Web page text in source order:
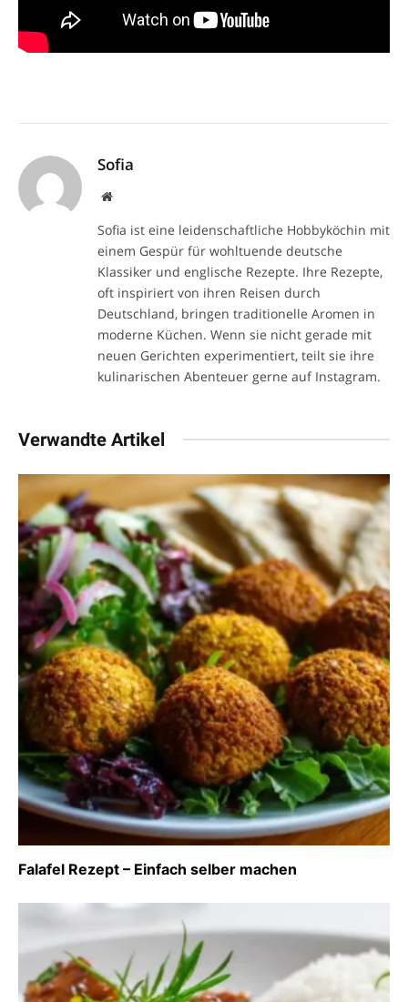
Sofia
Website
Sofia ist eine leidenschaftliche Hobbyköchin mit
einem Gespür für wohltuende deutsche
Klassiker und englische Rezepte. Ihre Rezepte,
oft inspiriert von ihren Reisen durch
Deutschland, bringen traditionelle Aromen in
moderne Küchen. Wenn sie nicht gerade mit
neuen Gerichten experimentiert, teilt sie ihre
kulinarischen Abenteuer gerne auf Instagram.
Verwandte Artikel
Falafel Rezept – Einfach selber machen